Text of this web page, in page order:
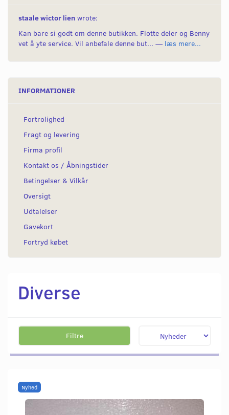
staale wictor lien wrote:
Kan bare si godt om denne butikken. Flotte deler og Benny
vet å yte service. Vil anbefale denne but... — læs mere...
INFORMATIONER
Fortrolighed
Fragt og levering
Firma profil
Kontakt os / Åbningstider
Betingelser & Vilkår
Oversigt
Udtalelser
Gavekort
Fortryd købet
Diverse
Filtre
Nyhed